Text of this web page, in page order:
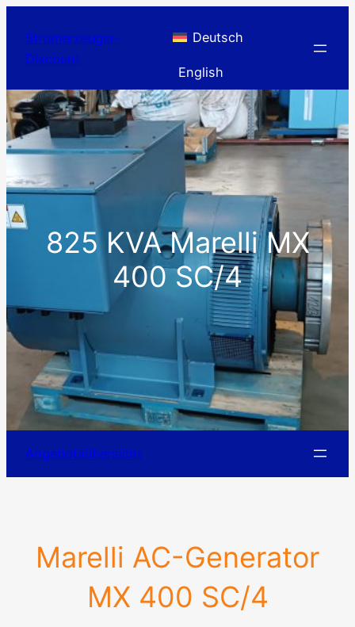
Inhalt
springen
Stromerzeuger-
Discount
Deutsch
English
825 KVA Marelli MX
400 SC/4
Angebotsübersicht
Marelli AC-Generator
MX 400 SC/4